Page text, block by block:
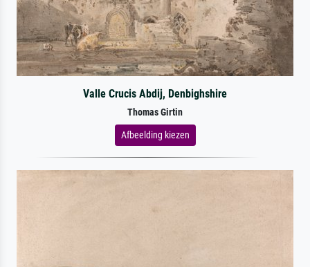
Valle Crucis Abdij, Denbighshire
Thomas Girtin
Afbeelding kiezen